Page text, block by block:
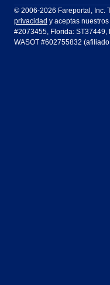
LATAM Airlines
Air Europa
Ft Lauderdale
Houston
Dublín
Guadalajara
© 2006-2026 Fareportal, Inc.
privacidad y aceptas nuestros
#2073455, Florida: ST37449,
WASOT #602755832